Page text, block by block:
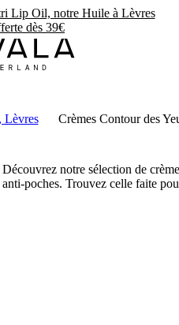
Lip Oil, notre Huile à Lèvres
dès 39€
Lèvres Crèmes Contour des
Découvrez notre sélection de
anti-poches. Trouvez celle faite